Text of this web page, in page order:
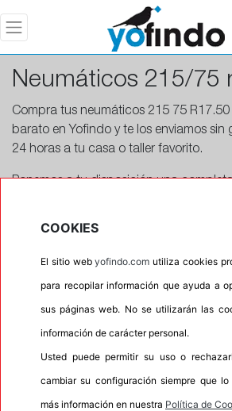
Neumáticos 215/75
Compra tus neumáticos 215 75
barato en Yofindo y te los enviamos sin
24 horas a tu casa o taller favorito.
Ponemos a tu disposición una
radio 17.50.
Más info
COOKIES
El sitio webyofindo.com utiliza cookies
para recopilar información que ayuda a
sus páginas web. No se utilizarán las
información de carácter personal.
Usted puede permitir su uso o
cambiar su configuración siempre que lo
más información en nuestra Política de